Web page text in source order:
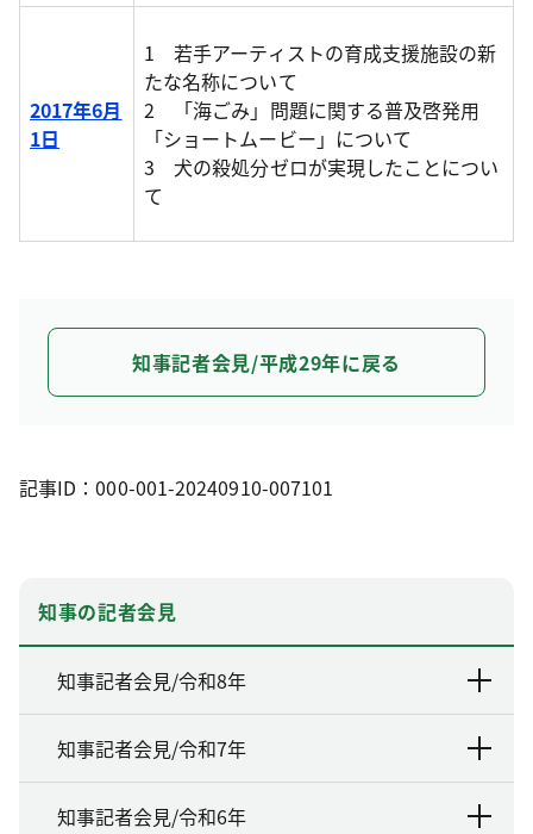
2017年6月
1日
1 若手アーティストの育成支援施設の新
たな名称について
2 「海ごみ」問題に関する普及啓発用
「ショートムービー」について
3 犬の殺処分ゼロが実現したことについ
て
知事記者会見/平成29年に戻る
記事ID：000-001-20240910-007101
知事の記者会見
知事記者会見/令和8年
知事記者会見/令和7年
知事記者会見/令和6年